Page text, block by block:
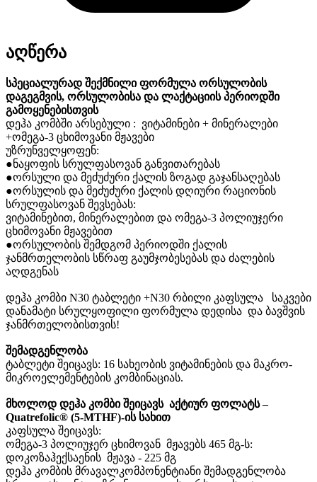
აღწერა
სპეციალურად შექმნილი ფორმულა ორსულობის
დაგეგმვის, ორსულობისა და ლაქტაციისპერიოდში
გამოყენებისთვის
დეჰა კომბში არსებული : ვიტამინები + მინერალები
+ომეგა-3 ცხიმოვანი მჟავები
უზრუნველყოფენ:
●ნაყოფის სრულფასოვან განვითარებას
●ორსული და მეძუძური ქალის ზოგად გაჯანსაღებას
●ორსულის და მეძუძური ქალის დღიური რაციონის
სრულფასოვან შევსებას:
ვიტამინებით, მინერალებით და ომეგა-3 პოლიუჯერი
ცხიმოვანი მჟავებით
●ორსულობის შემდგომ პერიოდში ქალის
ჯანმრთელობის სწრაფ გაუმჯობესებას და ძალების
აღდგენას
დეჰა კომბი N30 ტაბლეტი +N30 რბილი კაფსულა
საკვები
დანამატი სრულყოფილი ფორმულა დედისა და ბავშვის
ჯანმრთელობისთვის!
შემადგენლობა
ტაბლეტი შეიცავს: 16 სახეობის ვიტამინების და მაკრო-
მიკროელემენტების კომბინაციას.
მხოლოდ დეჰა კომბი შეიცავს აქტიურ ფოლატს–
Quatrefolic® (5-MTHF)-ის სახით
კაფსულა შეიცავს:
ომეგა-3 პოლიუჯერ ცხიმოვან მჟავებს 465 მგ-ს:
დოკოზაჰექსაენის მჟავა - 225 მგ
დეჰა კომბის მრავალკომპონენტიანი შემადგენლობა